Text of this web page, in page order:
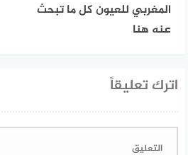
المغربي للعيون كل ما تبحث
عنه هنا
اترك تعليقاً